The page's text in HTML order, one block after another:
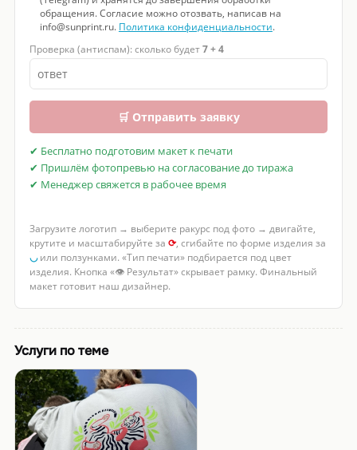
обращения. Согласие можно отозвать, написав на
info@sunprint.ru. Политика конфиденциальности.
Проверка (антиспам): сколько будет7 + 4
🛒 Отправить заявку
✔ Бесплатно подготовим макет к печати
✔ Пришлём фотопревью на согласование до тиража
✔ Менеджер свяжется в рабочее время
Загрузите логотип → выберите ракурс под фото → двигайте,
крутите и масштабируйте за ⟳, сгибайте по форме изделия за
◡или ползунками. «Тип печати» подбирается под цвет
изделия. Кнопка «👁 Результат» скрывает рамку. Финальный
макет готовит наш дизайнер.
Услуги по теме